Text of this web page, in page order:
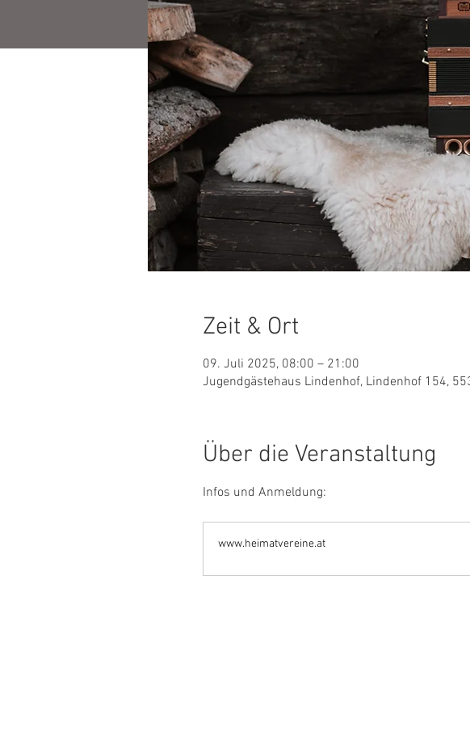
Zeit & Ort
09. Juli 2025, 08:00 – 21:00
Jugendgästehaus Lindenhof, Lindenhof 154,
Über die Veranstaltung
Infos und Anmeldung:
www.heimatvereine.at